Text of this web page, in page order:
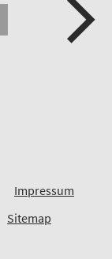
Impressum
Sitemap